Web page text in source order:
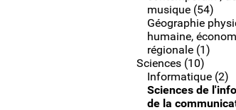
musique (54)
Géographie
humaine,
régionale (1)
Sciences (10)
Informatique (2)
Sciences de
de la